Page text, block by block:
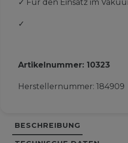
✓ Für den Einsatz im
✓
Artikelnummer: 10323
Herstellernummer: 184909
BESCHREIBUNG